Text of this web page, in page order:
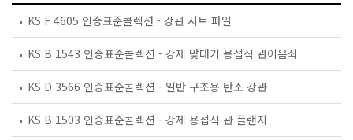
KS F 4605 인증표준콜렉션 - 강관 시트 파일
KS B 1543 인증표준콜렉션 - 강제 맞대기 용접식 관이음쇠
KS D 3566 인증표준콜렉션 - 일반 구조용 탄소 강관
KS B 1503 인증표준콜렉션 - 강제 용접식 관 플랜지